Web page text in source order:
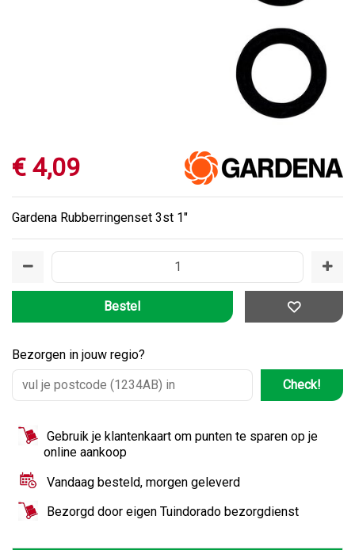
€ 4,09
Gardena Rubberringenset 3st 1"
Bezorgen in jouw regio?
Check!
Gebruik je klantenkaart om punten te sparen op je
online aankoop
Vandaag besteld, morgen geleverd
Bezorgd door eigen Tuindorado bezorgdienst